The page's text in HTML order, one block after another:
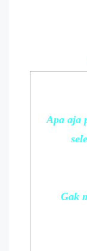
Apa aja
Gak